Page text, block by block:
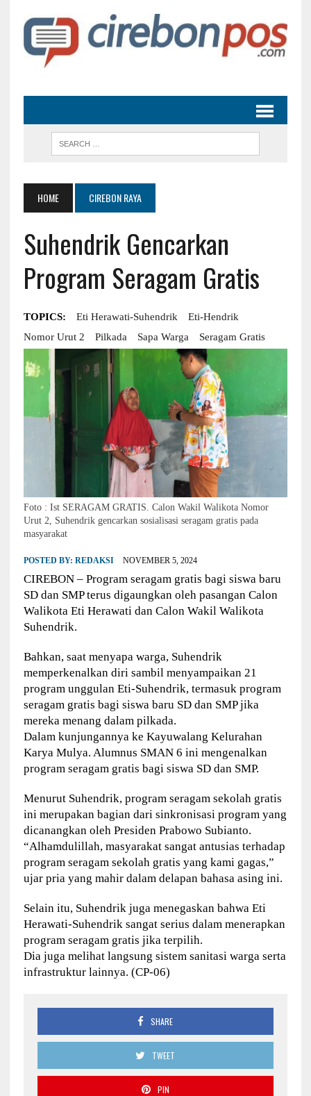
HOME CIREBON RAYA
Suhendrik Gencarkan
Program Seragam Gratis
TOPICS: Eti Herawati-Suhendrik
Eti-Hendrik
Nomor Urut 2
Pilkada Sapa Warga Seragam Gratis
Foto : Ist SERAGAM GRATIS. Calon Wakil Walikota Nomor
Urut 2, Suhendrik gencarkan sosialisasi seragam gratis pada
masyarakat
POSTED BY: REDAKSI NOVEMBER 5, 2024
CIREBON – Program seragam gratis bagi siswa baru
SD dan SMP terus digaungkan oleh pasangan Calon
Walikota Eti Herawati dan Calon Wakil Walikota
Suhendrik.
Bahkan, saat menyapa warga, Suhendrik
memperkenalkan diri sambil menyampaikan 21
program unggulan Eti-Suhendrik, termasuk program
seragam gratis bagi siswa baru SD dan SMP jika
mereka menang dalam pilkada.
Dalam kunjungannya ke Kayuwalang Kelurahan
Karya Mulya. Alumnus SMAN 6 ini mengenalkan
program seragam gratis bagi siswa SD dan SMP.
Menurut Suhendrik, program seragam sekolah gratis
ini merupakan bagian dari sinkronisasi program yang
dicanangkan oleh Presiden Prabowo Subianto.
“Alhamdulillah, masyarakat sangat antusias terhadap
program seragam sekolah gratis yang kami gagas,”
ujar pria yang mahir dalam delapan bahasa asing ini.
Selain itu, Suhendrik juga menegaskan bahwa Eti
Herawati-Suhendrik sangat serius dalam menerapkan
program seragam gratis jika terpilih.
Dia juga melihat langsung sistem sanitasi warga serta
infrastruktur lainnya. (CP-06)
SHARE
TWEET
PIN